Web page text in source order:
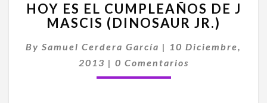
ES
EL
DE
J
MASCIS
HOY ES EL CUMPLEAÑOS DE J
MASCIS (DINOSAUR JR.)
By Samuel Cerdera García | 10 Diciembre,
2013 | Comentarios
0 Comentarios